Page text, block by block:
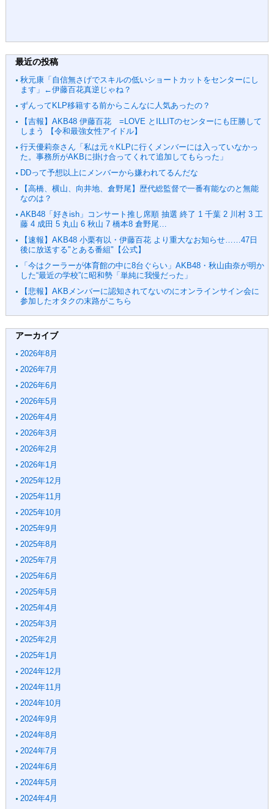
最近の投稿
秋元康「自信無さげでスキルの低いショートカットをセンターにし
ます」←伊藤百花真逆じゃね？
ずんってKLP移籍する前からこんなに人気あったの？
【吉報】AKB48 伊藤百花 =LOVE とILLITのセンターにも圧勝して
しまう 【令和最強女性アイドル】
行天優莉奈さん「私は元々KLPに行くメンバーには入っていなかっ
た。事務所がAKBに掛け合ってくれて追加してもらった」
DDって予想以上にメンバーから嫌われてるんだな
【高橋、横山、向井地、倉野尾】歴代総監督で一番有能なのと無能
なのは？
AKB48「好きish」コンサート推し席順 抽選 終了 1 千葉 2 川村 3 工
藤 4 成田 5 丸山 6 秋山 7 橋本8 倉野尾…
【速報】AKB48 小栗有以・伊藤百花 より重大なお知らせ……47日
後に放送する"とある番組"【公式】
「今はクーラーが体育館の中に8台ぐらい」AKB48・秋山由奈が明か
した“最近の学校”に昭和勢「単純に我慢だった」
【悲報】AKBメンバーに認知されてないのにオンラインサイン会に
参加したオタクの末路がこちら
アーカイブ
2026年8月
2026年7月
2026年6月
2026年5月
2026年4月
2026年3月
2026年2月
2026年1月
2025年12月
2025年11月
2025年10月
2025年9月
2025年8月
2025年7月
2025年6月
2025年5月
2025年4月
2025年3月
2025年2月
2025年1月
2024年12月
2024年11月
2024年10月
2024年9月
2024年8月
2024年7月
2024年6月
2024年5月
2024年4月